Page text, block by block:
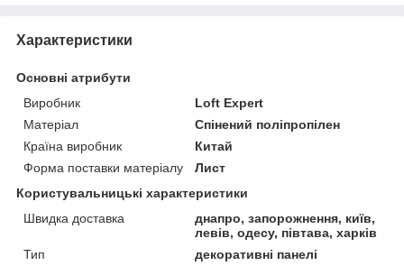
Характеристики
Основні атрибути
Виробник
Loft Expert
Матеріал
Спінений поліпропілен
Країна виробник
Китай
Форма поставки матеріалу
Лист
Користувальницькі характеристики
Швидка доставка
днапро, запорожнення, київ,
левів, одесу, півтава, харків
Тип
декоративні панелі